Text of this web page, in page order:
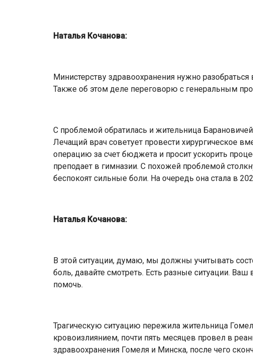
Наталья Кочанова:
Министерству здравоохранения нужно
Также об этом деле переговорю с генеральным
С проблемой обратилась и жительница
Лечащий врач советует провести хирургическое
операцию за счет бюджета и просит ускорить
преподает в гимназии. С похожей проблемой
беспокоят сильные боли. На очередь она стала в
Наталья Кочанова:
В этой ситуации, думаю, мы должны учитывать
боль, давайте смотреть. Есть разные ситуации. Ваш
помочь.
Трагическую ситуацию пережила жительница
кровоизлиянием, почти пять месяцев провел в
здравоохранения Гомеля и Минска, после чего